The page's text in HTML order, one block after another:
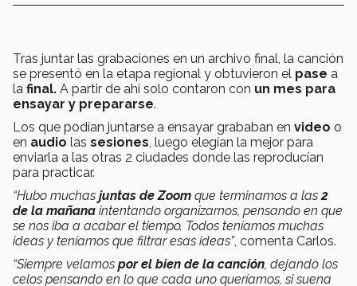
Tras juntar las grabaciones en un archivo final, la canción
se presentó en la etapa regional y obtuvieron el pase a
la final. A partir de ahí solo contaron con un mes para
ensayar y prepararse.
Los que podían juntarse a ensayar grababan en video o
en audio las sesiones, luego elegían la mejor para
enviarla a las otras 2 ciudades donde las reproducían
para practicar.
“Hubo muchas juntas de Zoom que terminamos a las2
de la mañana intentando organizarnos, pensando en que
se nos iba a acabar el tiempo. Todos teníamos muchas
ideas y teníamos que filtrar esas ideas”, comenta Carlos.
“Siempre velamos por el bien de la canción, dejando los
celos pensando en lo que cada uno queríamos, si suena